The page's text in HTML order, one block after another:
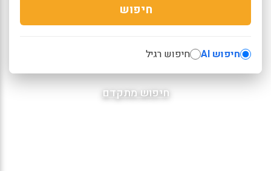
חיפוש
חיפוש AI חיפוש רגיל
חיפוש מתקדם